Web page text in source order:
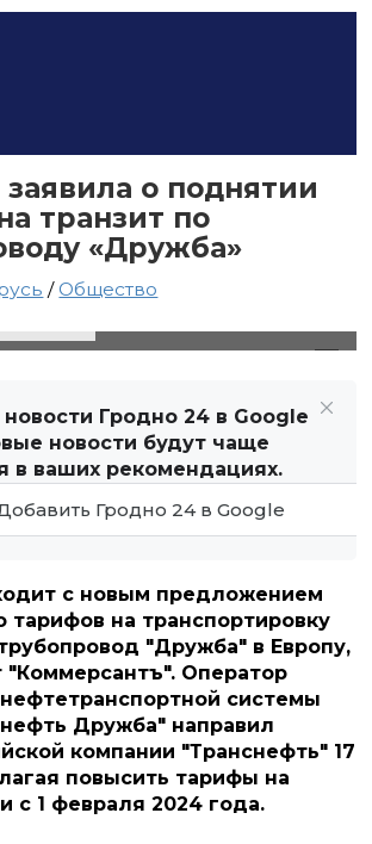
о поднятии
транзит по
«Дружба»
/Общество
Гродно 24 в Google
новости будут чаще
в ваших рекомендациях.
Гродно 24 в Google
с новым предложением
тарифов на транспортировку
"Дружба" в Европу,
"Коммерсантъ". Оператор
системы
Дружба" направил
компании "Транснефть" 17
повысить тарифы на
с 1 февраля 2024 года.